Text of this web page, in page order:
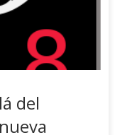
del